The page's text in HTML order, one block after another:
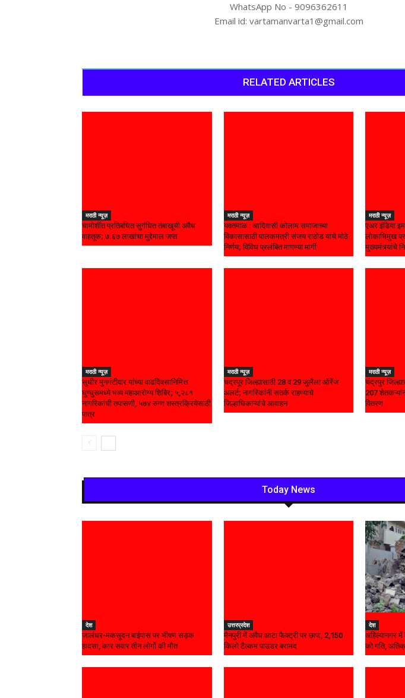
WhatsApp No - 9096362611
Email id: vartamanvarta1@gmail.com
RELATED ARTICLES
मराठी न्यूज़
चामोर्शीत प्रतिबंधित सुगंधित तंबाखूची अवैध
वाहतूक; ₹७.६७ लाखांचा मुद्देमाल जप्त
मराठी न्यूज़
यवतमाळ : आदिवासी कोलाम समाजाच्या
विकासासाठी पालकमंत्री संजय राठोड यांचे मोठे
निर्णय; विविध प्रलंबित मागण्या मार्गी
मराठी न्यूज़
एअर इंडिया
लोकाभिमुख
मुख्यमंत्र्यांचे
मराठी न्यूज़
सुधीर मुनगंटीवार यांच्या वाढदिवसानिमित्त
घुग्घुसमध्ये भव्य महाआरोग्य शिबिर; ५,२८१
नागरिकांची तपासणी, ५७४ रुग्ण शस्त्रक्रियेसाठी
पात्र
मराठी न्यूज़
चंद्रपूर जिल्ह्यासाठी 28 व 29 जुलैला ऑरेंज
अलर्ट; नागरिकांनी सतर्क राहण्याचे
जिल्हाधिकाऱ्यांचे आवाहन
मराठी न्यूज़
चंद्रपुर
207
वितरण
Today News
देश
जालंधर-मकसूदन बाईपास पर भीषण सड़क
हादसा, कार सवार तीन लोगों की मौत
उत्तरप्रदेश
मैनपुरी में अवैध आटा फैक्ट्री पर छापा, 2,150
किलो टैल्कम पाउडर बरामद
देश
अहिल्यानगर
को गति,